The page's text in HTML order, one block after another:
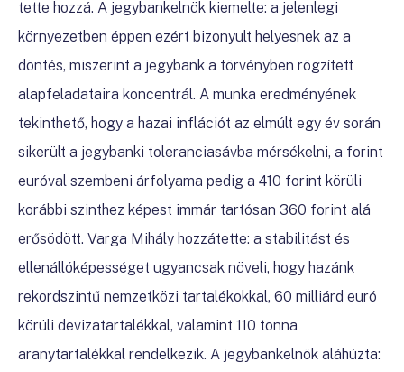
tette hozzá. A jegybankelnök kiemelte: a jelenlegi
környezetben éppen ezért bizonyult helyesnek az a
döntés, miszerint a jegybank a törvényben rögzített
alapfeladataira koncentrál. A munka eredményének
tekinthető, hogy a hazai inflációt az elmúlt egy év során
sikerült a jegybanki toleranciasávba mérsékelni, a forint
euróval szembeni árfolyama pedig a 410 forint körüli
korábbi szinthez képest immár tartósan 360 forint alá
erősödött. Varga Mihály hozzátette: a stabilitást és
ellenállóképességet ugyancsak növeli, hogy hazánk
rekordszintű nemzetközi tartalékokkal, 60 milliárd euró
körüli devizatartalékkal, valamint 110 tonna
aranytartalékkal rendelkezik. A jegybankelnök aláhúzta: